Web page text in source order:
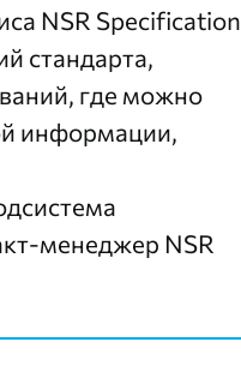
NSR
стандарта,
где можно
информации,
менеджер NSR